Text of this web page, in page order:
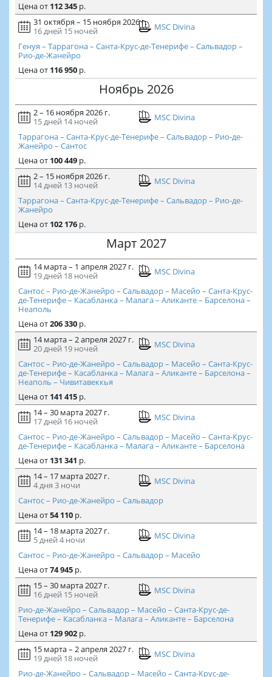
Ценаот 112 345р.
31 октября – 15 ноября 2026 г.
16 дней 15 ночей
MSC Divina
Генуя – Таррагона – Санта-Крус-де-Тенерифе – Сальвадор –
Рио-де-Жанейро
Ценаот 116 950р.
Ноябрь 2026
2 – 16 ноября 2026 г.
15 дней 14 ночей
MSC Divina
Таррагона – Санта-Крус-де-Тенерифе – Сальвадор – Рио-де-
Жанейро – Сантос
Ценаот 100 449р.
2 – 15 ноября 2026 г.
14 дней 13 ночей
MSC Divina
Таррагона – Санта-Крус-де-Тенерифе – Сальвадор – Рио-де-
Жанейро
Ценаот 102 176р.
Март 2027
14 марта – 1 апреля 2027 г.
19 дней 18 ночей
MSC Divina
Сантос – Рио-де-Жанейро – Сальвадор – Масейо – Санта-Крус-
де-Тенерифе – Касабланка – Малага – Аликанте – Барселона –
Неаполь
Ценаот206 330р.
14 марта – 2 апреля 2027 г.
20 дней 19 ночей
MSC Divina
Сантос – Рио-де-Жанейро – Сальвадор – Масейо – Санта-Крус-
де-Тенерифе – Касабланка – Малага – Аликанте – Барселона –
Неаполь – Чивитавеккья
Ценаот 141 415р.
14 – 30 марта 2027 г.
17 дней 16 ночей
MSC Divina
Сантос – Рио-де-Жанейро – Сальвадор – Масейо – Санта-Крус-
де-Тенерифе – Касабланка – Малага – Аликанте – Барселона
Ценаот 131 341 р.
14 – 17 марта 2027 г.
4 дня 3 ночи
MSC Divina
Сантос – Рио-де-Жанейро – Сальвадор
Ценаот54 110р.
14 – 18 марта 2027 г.
5 дней 4 ночи
MSC Divina
Сантос – Рио-де-Жанейро – Сальвадор – Масейо
Ценаот74 945р.
15 – 30 марта 2027 г.
16 дней 15 ночей
MSC Divina
Рио-де-Жанейро – Сальвадор – Масейо – Санта-Крус-де-
Тенерифе – Касабланка – Малага – Аликанте – Барселона
Ценаот 129 902р.
15 марта – 2 апреля 2027 г.
19 дней 18 ночей
MSC Divina
Рио-де-Жанейро – Сальвадор – Масейо – Санта-Крус-де-